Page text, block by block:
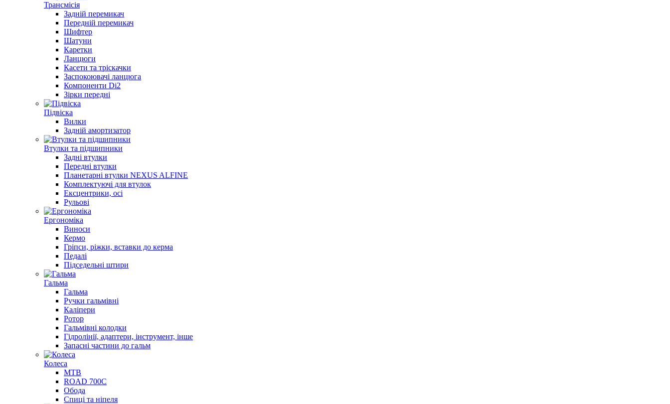
Трансмісія
Задній перемикач
Передній перемикач
Шифтер
Шатуни
Каретки
Ланцюги
Касети та тріскачки
Заспокоювачі ланцюга
Компоненти Di2
Зірки передні
Підвіска
Вилки
Задній амортизатор
Втулки та підшипники
Задні втулки
Передні втулки
Планетарні втулки NEXUS ALFINE
Комплектуючі для втулок
Ексцентрики, осі
Рульові
Ергономіка
Виноси
Кермо
Гріпси, ріжки, вставки до керма
Педалі
Підседельні штири
Гальма
Гальма
Ручки гальмівні
Каліпери
Ротор
Гальмівні колодки
Гідролінії, адаптери, інструмент, інше
Запасні частини до гальм
Колеса
МТВ
ROAD 700С
Обода
Спиці та ніпеля